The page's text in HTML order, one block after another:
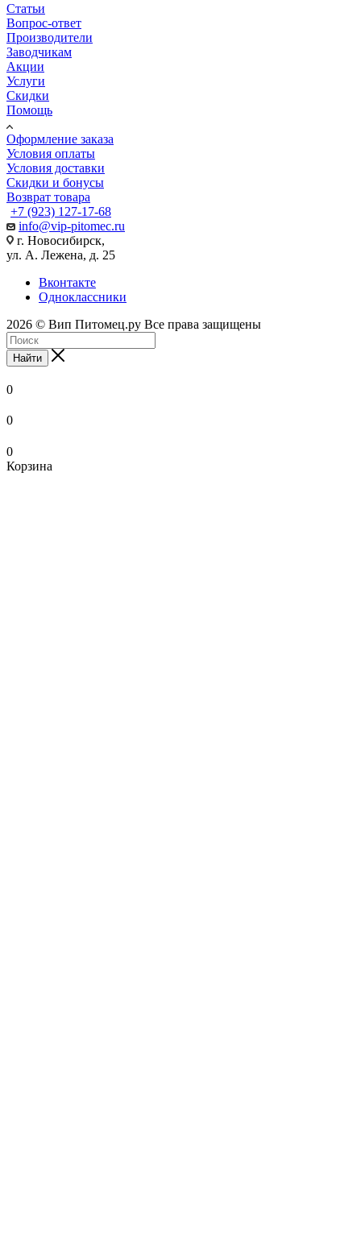
Статьи
Вопрос-ответ
Производители
Заводчикам
Акции
Услуги
Скидки
Помощь
Оформление заказа
Условия оплаты
Условия доставки
Скидки и бонусы
Возврат товара
+7 (923) 127-17-68
info@vip-pitomec.ru
г. Новосибирск,
ул. А. Лежена, д. 25
Вконтакте
Одноклассники
2026 © Вип Питомец.ру Все права защищены
Найти
0
0
0
Корзина